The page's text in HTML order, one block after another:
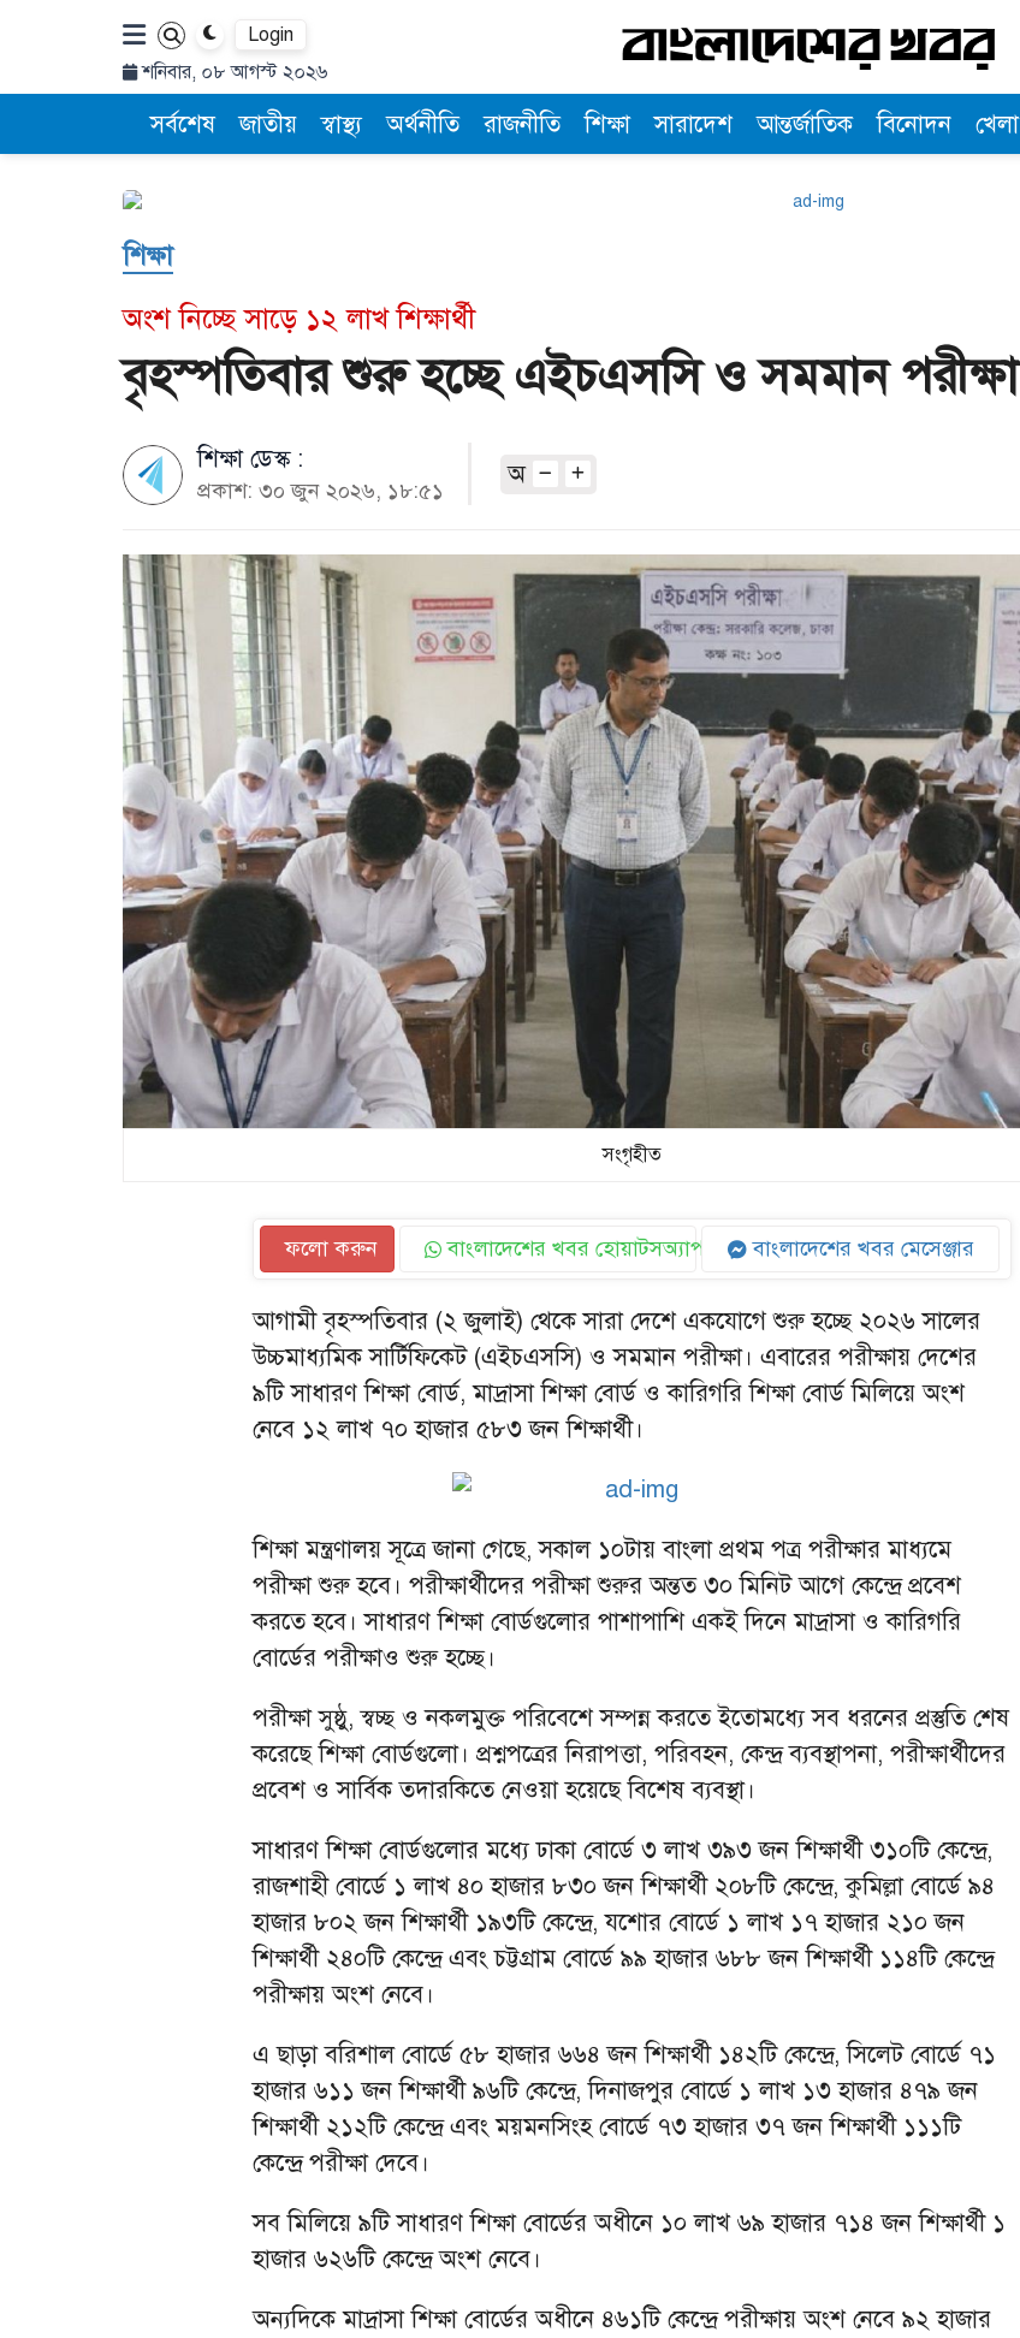
Login
শনিবার, ০৮ আগস্ট ২০২৬
সর্বশেষ জাতীয় স্বাস্থ্য অর্থনীতি রাজনীতি শিক্ষা সারাদেশ আন্তর্জাতিক বিনোদন খেলা
শিক্ষা
অংশ নিচ্ছে সাড়ে ১২ লাখ শিক্ষার্থী
বৃহস্পতিবার শুরু হচ্ছে এইচএসসি ও সমমান পরীক্ষা
শিক্ষা ডেস্ক :
প্রকাশ: ৩০ জুন ২০২৬, ১৮:৫১
অ
সংগৃহীত
ফলো করুন বাংলাদেশের খবর হোয়াটসঅ্যাপ বাংলাদেশের খবর মেসেঞ্জার
আগামী বৃহস্পতিবার (২ জুলাই) থেকে সারা দেশে একযোগে শুরু হচ্ছে ২০২৬ সালের
উচ্চমাধ্যমিক সার্টিফিকেট (এইচএসসি) ও সমমান পরীক্ষা। এবারের পরীক্ষায় দেশের
৯টি সাধারণ শিক্ষা বোর্ড, মাদ্রাসা শিক্ষা বোর্ড ও কারিগরি শিক্ষা বোর্ড মিলিয়ে অংশ
নেবে ১২ লাখ ৭০ হাজার ৫৮৩ জন শিক্ষার্থী।
শিক্ষা মন্ত্রণালয় সূত্রে জানা গেছে, সকাল ১০টায় বাংলা প্রথম পত্র পরীক্ষার মাধ্যমে
পরীক্ষা শুরু হবে। পরীক্ষার্থীদের পরীক্ষা শুরুর অন্তত ৩০ মিনিট আগে কেন্দ্রে প্রবেশ
করতে হবে। সাধারণ শিক্ষা বোর্ডগুলোর পাশাপাশি একই দিনে মাদ্রাসা ও কারিগরি
বোর্ডের পরীক্ষাও শুরু হচ্ছে।
পরীক্ষা সুষ্ঠু, স্বচ্ছ ও নকলমুক্ত পরিবেশে সম্পন্ন করতে ইতোমধ্যে সব ধরনের প্রস্তুতি শেষ
করেছে শিক্ষা বোর্ডগুলো। প্রশ্নপত্রের নিরাপত্তা, পরিবহন, কেন্দ্র ব্যবস্থাপনা, পরীক্ষার্থীদের
প্রবেশ ও সার্বিক তদারকিতে নেওয়া হয়েছে বিশেষ ব্যবস্থা।
সাধারণ শিক্ষা বোর্ডগুলোর মধ্যে ঢাকা বোর্ডে ৩ লাখ ৩৯৩ জন শিক্ষার্থী ৩১০টি কেন্দ্রে,
রাজশাহী বোর্ডে ১ লাখ ৪০ হাজার ৮৩০ জন শিক্ষার্থী ২০৮টি কেন্দ্রে, কুমিল্লা বোর্ডে ৯৪
হাজার ৮০২ জন শিক্ষার্থী ১৯৩টি কেন্দ্রে, যশোর বোর্ডে ১ লাখ ১৭ হাজার ২১০ জন
শিক্ষার্থী ২৪০টি কেন্দ্রে এবং চট্টগ্রাম বোর্ডে ৯৯ হাজার ৬৮৮ জন শিক্ষার্থী ১১৪টি কেন্দ্রে
পরীক্ষায় অংশ নেবে।
এ ছাড়া বরিশাল বোর্ডে ৫৮ হাজার ৬৬৪ জন শিক্ষার্থী ১৪২টি কেন্দ্রে, সিলেট বোর্ডে ৭১
হাজার ৬১১ জন শিক্ষার্থী ৯৬টি কেন্দ্রে, দিনাজপুর বোর্ডে ১ লাখ ১৩ হাজার ৪৭৯ জন
শিক্ষার্থী ২১২টি কেন্দ্রে এবং ময়মনসিংহ বোর্ডে ৭৩ হাজার ৩৭ জন শিক্ষার্থী ১১১টি
কেন্দ্রে পরীক্ষা দেবে।
সব মিলিয়ে ৯টি সাধারণ শিক্ষা বোর্ডের অধীনে ১০ লাখ ৬৯ হাজার ৭১৪ জন শিক্ষার্থী ১
হাজার ৬২৬টি কেন্দ্রে অংশ নেবে।
অন্যদিকে মাদ্রাসা শিক্ষা বোর্ডের অধীনে ৪৬১টি কেন্দ্রে পরীক্ষায় অংশ নেবে ৯২ হাজার